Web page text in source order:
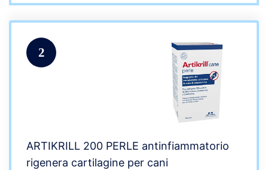
2
ARTIKRILL 200 PERLE antinfiammatorio
rigenera cartilagine per cani